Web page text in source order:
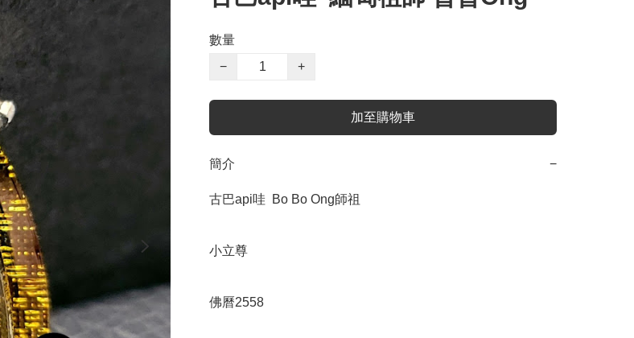
數量
−
+
加至購物車
簡介 −
古巴api哇  Bo Bo Ong師祖
小立尊
佛曆2558